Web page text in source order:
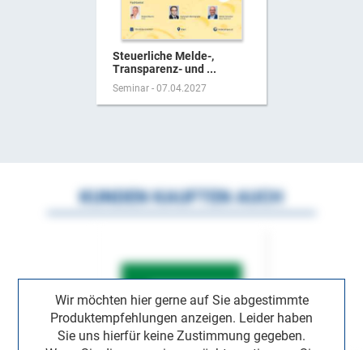
Steuerliche Melde-,
Transparenz- und ...
Seminar - 07.04.2027
Wir möchten hier gerne auf Sie abgestimmte
Produktempfehlungen anzeigen. Leider haben
Sie uns hierfür keine Zustimmung gegeben.
KUNDEN KAUFTEN AUCH